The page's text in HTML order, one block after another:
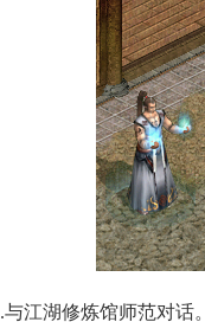
江湖修炼馆师范对话。